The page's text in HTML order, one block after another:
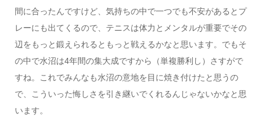
間に合ったんですけど、気持ちの中で一つでも不安があるとプ
レーにも出てくるので、テニスは体力とメンタルが重要でその
辺をもっと鍛えられるともっと戦えるかなと思います。でもそ
の中で水沼は4年間の集大成ですから（単複勝利し）さすがで
すね。これでみんなも水沼の意地を目に焼き付けたと思うの
で、こういった悔しさを引き継いでくれるんじゃないかなと思
います。